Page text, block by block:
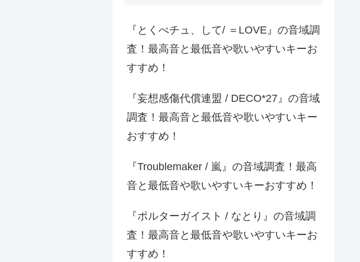
『とくべチュ、して/ ＝LOVE』の音域調
査！最高音と最低音や歌いやすいキーお
すすめ！
『妄想感傷代償連盟 / DECO*27』の音域
調査！最高音と最低音や歌いやすいキー
おすすめ！
『Troublemaker / 嵐』の音域調査！最高
音と最低音や歌いやすいキーおすすめ！
『ポルターガイスト / なとり』の音域調
査！最高音と最低音や歌いやすいキーお
すすめ！